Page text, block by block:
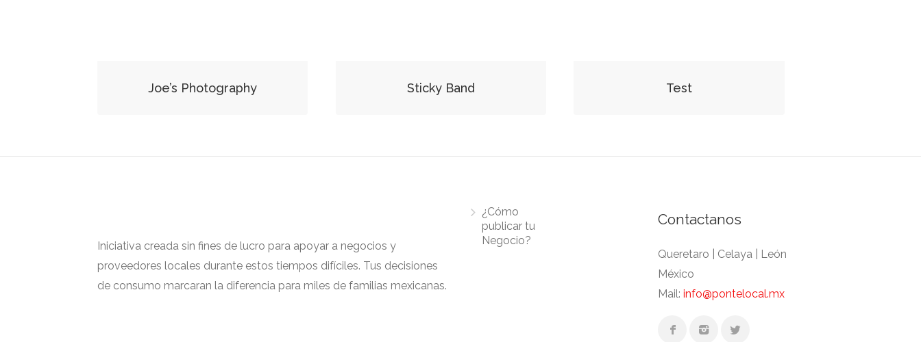
Joe’s Photography Sticky Band Test
Iniciativa creada sin fines de lucro para apoyar a negocios y
proveedores locales durante estos tiempos difíciles. Tus decisiones
de consumo marcaran la diferencia para miles de familias mexicanas.
¿Cómo
publicar tu
Negocio?
Contactanos
Queretaro | Celaya | León
México
Mail: info@pontelocal.mx